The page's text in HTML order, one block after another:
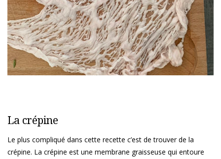
La crépine
Le plus compliqué dans cette recette c’est de trouver de la
crépine. La crépine est une membrane graisseuse qui entoure